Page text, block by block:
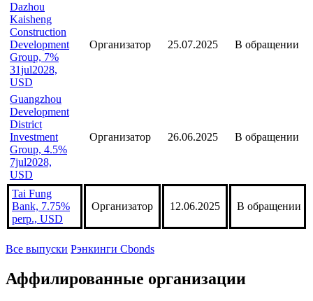
Dazhou
Kaisheng
Construction
Development
Group, 7%
31jul2028,
USD
Организатор 25.07.2025 В обращении
Guangzhou
Development
District
Investment
Group, 4.5%
7jul2028,
USD
Организатор 26.06.2025 В обращении
Tai Fung
Bank, 7.75%
perp., USD
Организатор 12.06.2025 В обращении
Все выпуски Рэнкинги Cbonds
Аффилированные организации